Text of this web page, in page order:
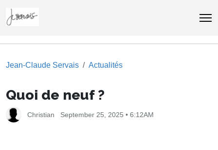
Jean-Claude Servais Actualités
Quoi de neuf ?
Christian September 25, 2025 • 6:12AM